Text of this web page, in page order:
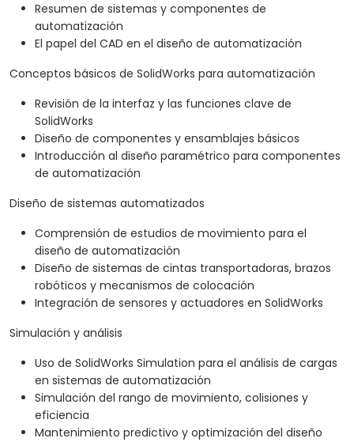
Resumen de sistemas y componentes de
automatización
El papel del CAD en el diseño de automatización
Conceptos básicos de SolidWorks para automatización
Revisión de la interfaz y las funciones clave de
SolidWorks
Diseño de componentes y ensamblajes básicos
Introducción al diseño paramétrico para componentes
de automatización
Diseño de sistemas automatizados
Comprensión de estudios de movimiento para el
diseño de automatización
Diseño de sistemas de cintas transportadoras, brazos
robóticos y mecanismos de colocación
Integración de sensores y actuadores en SolidWorks
Simulación y análisis
Uso de SolidWorks Simulation para el análisis de cargas
en sistemas de automatización
Simulación del rango de movimiento, colisiones y
eficiencia
Mantenimiento predictivo y optimización del diseño